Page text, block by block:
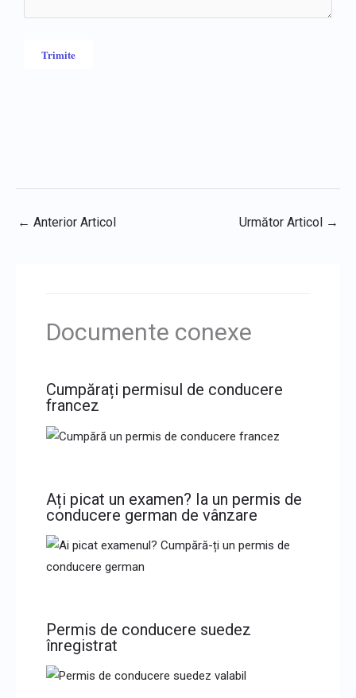
← Anterior Articol Următor Articol →
Documente conexe
Cumpărați permisul de conducere
francez
Ați picat un examen? Ia un permis de
conducere german de vânzare
Permis de conducere suedez
înregistrat